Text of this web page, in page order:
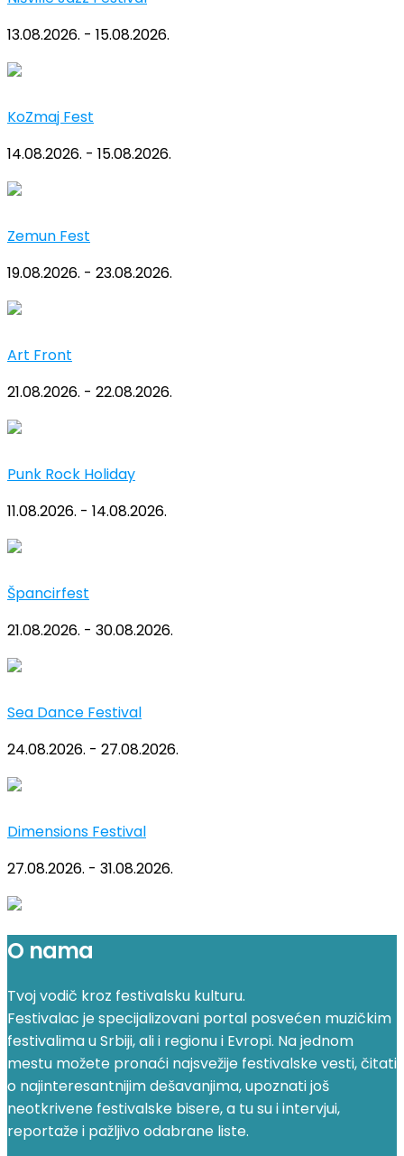
13.08.2026. - 15.08.2026.
KoZmaj Fest
14.08.2026. - 15.08.2026.
Zemun Fest
19.08.2026. - 23.08.2026.
Art Front
21.08.2026. - 22.08.2026.
Punk Rock Holiday
11.08.2026. - 14.08.2026.
Špancirfest
21.08.2026. - 30.08.2026.
Sea Dance Festival
24.08.2026. - 27.08.2026.
Dimensions Festival
27.08.2026. - 31.08.2026.
O nama
Tvoj vodič kroz festivalsku kulturu.
Festivalac je specijalizovani portal posvećen muzičkim
festivalima u Srbiji, ali i regionu i Evropi. Na jednom
mestu možete pronaći najsvežije festivalske vesti, čitati
o najinteresantnijim dešavanjima, upoznati još
neotkrivene festivalske bisere, a tu su i intervjui,
reportaže i pažljivo odabrane liste.